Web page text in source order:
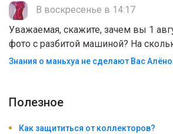
В воскресенье в 14:17
Уважаемая, скажите, зачем вы 1
фото с разбитой машиной? На
Знания о маньхуа не сделают Вас
Полезноe
Как защититься от коллекторов?